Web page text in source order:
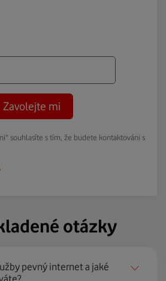
Zavolejte mi
souhlasíte s tím, že budete kontaktováni s
otázky
pevný internet a jaké